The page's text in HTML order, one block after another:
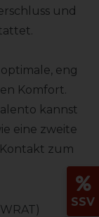
und
eng
Komfort.
kannst
eine zweite
zum
SSV